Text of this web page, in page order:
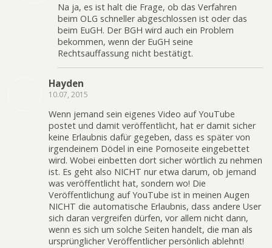
Na ja, es ist halt die Frage, ob das Verfahren
beim OLG schneller abgeschlossen ist oder das
beim EuGH. Der BGH wird auch ein Problem
bekommen, wenn der EuGH seine
Rechtsauffassung nicht bestätigt.
Hayden
10.07, 2015
Wenn jemand sein eigenes Video auf YouTube
postet und damit veröffentlicht, hat er damit sicher
keine Erlaubnis dafür gegeben, dass es später von
irgendeinem Dödel in eine Pornoseite eingebettet
wird. Wobei einbetten dort sicher wörtlich zu nehmen
ist. Es geht also NICHT nur etwa darum, ob jemand
was veröffentlicht hat, sondern wo! Die
Veröffentlichung auf YouTube ist in meinen Augen
NICHT die automatische Erlaubnis, dass andere User
sich daran vergreifen dürfen, vor allem nicht dann,
wenn es sich um solche Seiten handelt, die man als
ursprünglicher Veröffentlicher persönlich ablehnt!